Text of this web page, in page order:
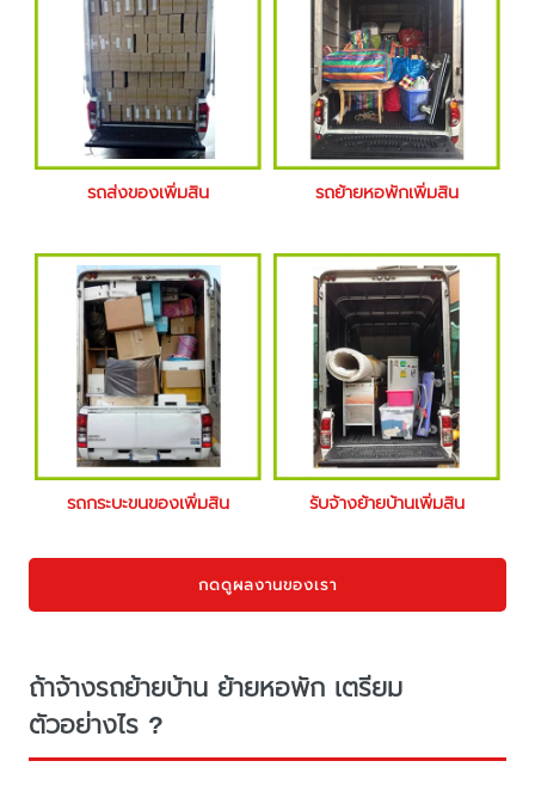
รถส่งของเพิ่มสิน รถย้ายหอพักเพิ่มสิน
รถกระบะขนของเพิ่มสิน รับจ้างย้ายบ้านเพิ่มสิน
กดดูผลงานของเรา
ถ้าจ้างรถย้ายบ้าน ย้ายหอพัก เตรียม
ตัวอย่างไร ?